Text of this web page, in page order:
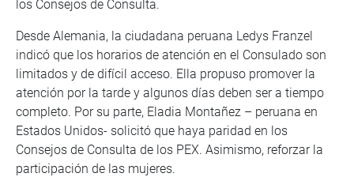
los Consejos de Consulta.
Desde Alemania, la ciudadana peruana Ledys Franzel
indicó que los horarios de atención en el Consulado son
limitados y de difícil acceso. Ella propuso promover la
atención por la tarde y algunos días deben ser a tiempo
completo. Por su parte, Eladia Montañez – peruana en
Estados Unidos- solicitó que haya paridad en los
Consejos de Consulta de los PEX. Asimismo, reforzar la
participación de las mujeres.